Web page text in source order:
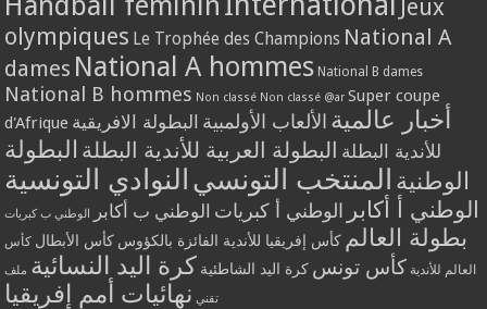
Jeux
olympiques Le Trophée des Champions National A
dames National A hommes National B dames
National B hommes Non classé Non classé @ar Super coupe
d'Afrique
أخبار عالمية الألعاب الأولمبية البطولة الافريقية
للأندية البطلة البطولة العربية للأندية البطلة البطولة
الوطنية المنتخب التونسي النوادي التونسية
الوطني أ أكابر الوطني أ كبريات الوطني ب أكابر الوطني ب كبريات
بطولة العالم كأس إفريقيا للأندية الفائزة بالكؤوس كأس الأبطال كأس
العالم للأندية كأس تونس كرة اليد الشاطئية كرة اليد النسائية ملف
تقني نهائيات أمم إفريقيا